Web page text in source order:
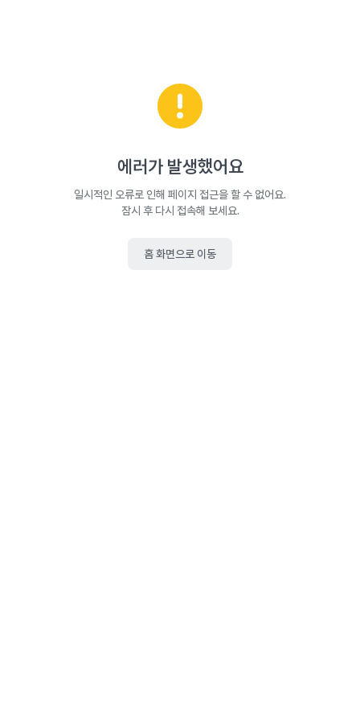
에러가 발생했어요
일시적인 오류로 인해 페이지 접근을 할 수 없어요.
잠시 후 다시 접속해 보세요.
홈 화면으로 이동